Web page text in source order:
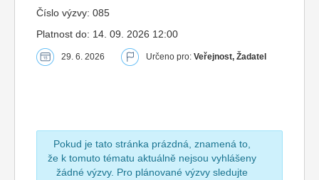
Číslo výzvy: 085
Platnost do: 14. 09. 2026 12:00
29. 6. 2026 Určeno pro: Veřejnost, Žadatel
Pokud je tato stránka prázdná, znamená to,
že k tomuto tématu aktuálně nejsou vyhlášeny
žádné výzvy. Pro plánované výzvy sledujte